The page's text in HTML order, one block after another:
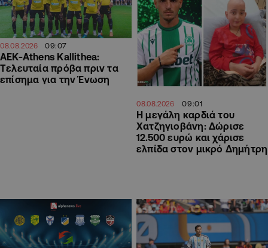
08.08.2026 09:07
ΑΕΚ-Athens Kallithea:
Tελευταία πρόβα πριν τα
επίσημα για την Ένωση
08.08.2026 09:01
Η μεγάλη καρδιά του
Χατζηγιοβάνη: Δώρισε
12.500 ευρώ και χάρισε
ελπίδα στον μικρό Δημήτρη